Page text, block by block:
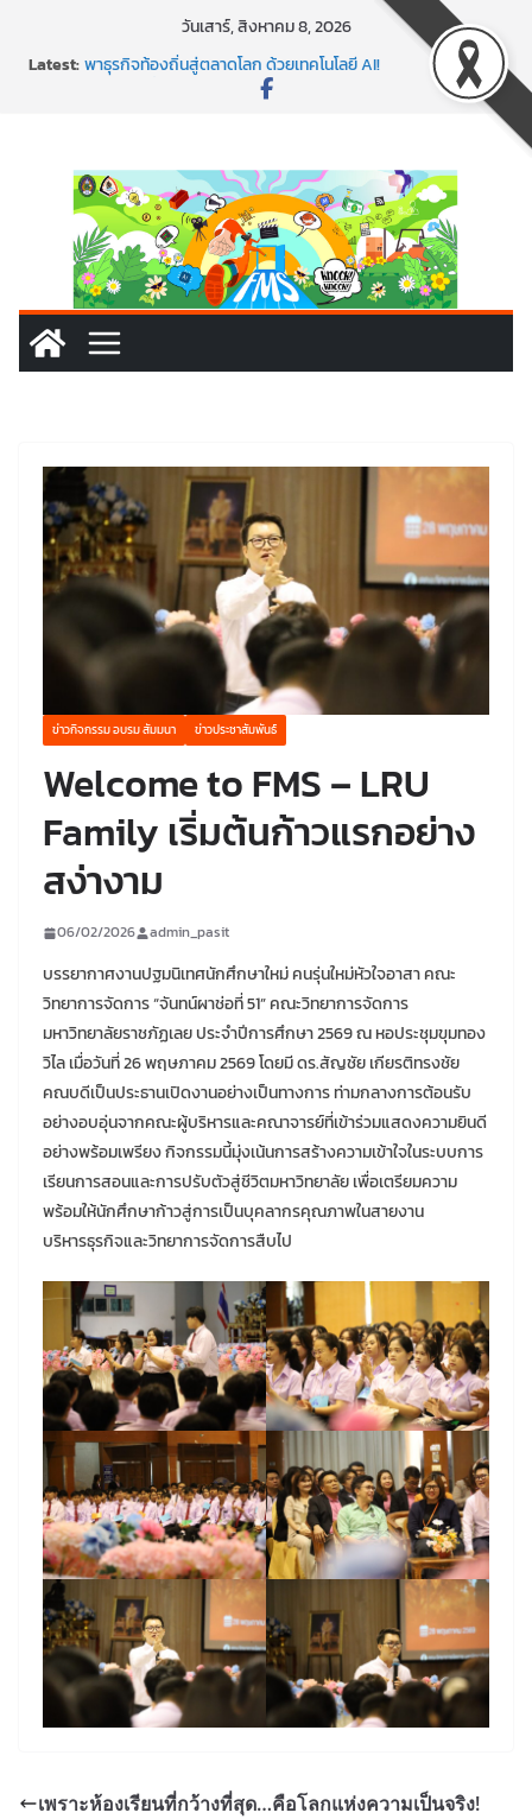
วันเสาร์, สิงหาคม 8, 2026
Latest:พาธุรกิจท้องถิ่นสู่ตลาดโลก ด้วยเทคโนโลยี AI!
SMEs ยุคนี้ ถ้าไม่ใช้ AI ถือว่าพลาดมาก!
พร้อมลุยแล้ว! ปักหมุดโรดแมป AI อัปสกิลธุรกิจให้พุ่งทะยาน
ข่าวกิจกรรม อบรม สัมมนา ข่าวประชาสัมพันธ์
Welcome to FMS – LRU
Family เริ่มต้นก้าวแรกอย่าง
สง่างาม
06/02/2026 admin_pasit
บรรยากาศงานปฐมนิเทศนักศึกษาใหม่ คนรุ่นใหม่หัวใจอาสา คณะ
วิทยาการจัดการ “จันทน์ผาช่อที่ 51” คณะวิทยาการจัดการ
มหาวิทยาลัยราชภัฏเลย ประจำปีการศึกษา 2569 ณ หอประชุมขุมทอง
วิไล เมื่อวันที่ 26 พฤษภาคม 2569 โดยมี ดร.สัญชัย เกียรติทรงชัย
คณบดีเป็นประธานเปิดงานอย่างเป็นทางการ ท่ามกลางการต้อนรับ
อย่างอบอุ่นจากคณะผู้บริหารและคณาจารย์ที่เข้าร่วมแสดงความยินดี
อย่างพร้อมเพรียง กิจกรรมนี้มุ่งเน้นการสร้างความเข้าใจในระบบการ
เรียนการสอนและการปรับตัวสู่ชีวิตมหาวิทยาลัย เพื่อเตรียมความ
พร้อมให้นักศึกษาก้าวสู่การเป็นบุคลากรคุณภาพในสายงาน
บริหารธุรกิจและวิทยาการจัดการสืบไป
เพราะห้องเรียนที่กว้างที่สุด…คือโลกแห่งความเป็นจริง!